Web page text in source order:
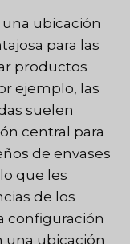
ubicación
para las
productos
ejemplo, las
suelen
central para
de envases
que les
de los
configuración
una ubicación